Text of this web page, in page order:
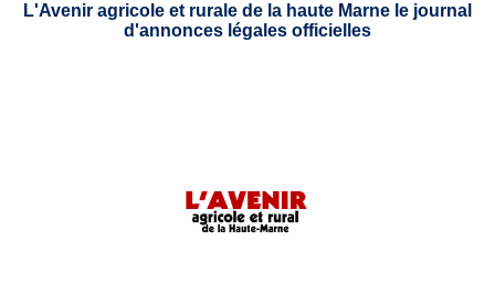
L'Avenir agricole et rurale de la haute Marne le journal
d'annonces légales officielles